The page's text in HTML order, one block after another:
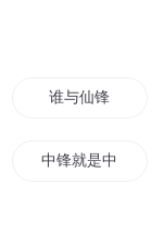
谁与仙锋
中锋就是中锋